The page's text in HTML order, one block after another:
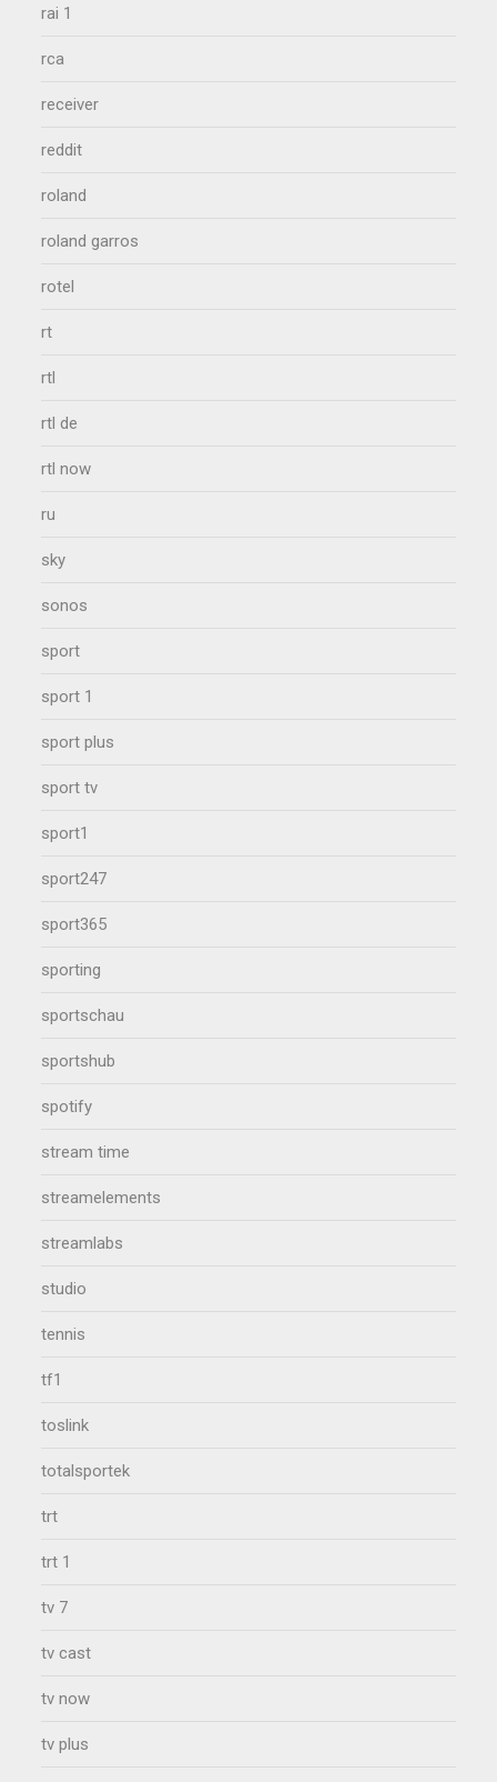
rai 1
rca
receiver
reddit
roland
roland garros
rotel
rt
rtl
rtl de
rtl now
ru
sky
sonos
sport
sport 1
sport plus
sport tv
sport1
sport247
sport365
sporting
sportschau
sportshub
spotify
stream time
streamelements
streamlabs
studio
tennis
tf1
toslink
totalsportek
trt
trt 1
tv 7
tv cast
tv now
tv plus